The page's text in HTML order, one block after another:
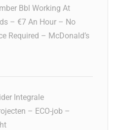
Bbl Working At
– €7 An Hour – No
Required – McDonald’s
Integrale
– ECO-job –